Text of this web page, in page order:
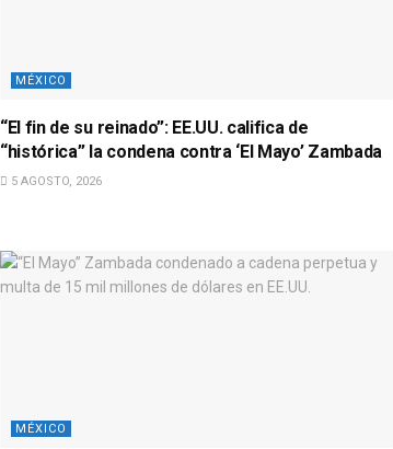
MÉXICO
“El fin de su reinado”: EE.UU. califica de
“histórica” la condena contra ‘El Mayo’ Zambada
5 AGOSTO, 2026
MÉXICO